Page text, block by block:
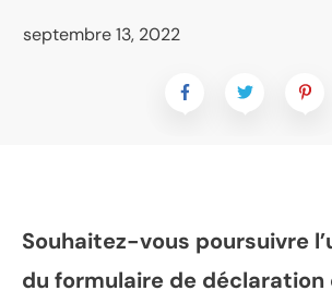
septembre 13, 2022
Souhaitez-vous poursuivre
du formulaire de déclaration